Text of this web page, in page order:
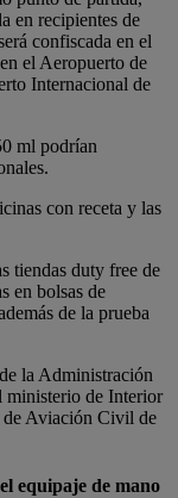
en recipientes de
confiscada en el
el Aeropuerto de
Internacional de
ml podrían
con receta y las
tiendas duty free de
en bolsas de
de la prueba
la Administración
ministerio de Interior
Aviación Civil de
equipaje de mano